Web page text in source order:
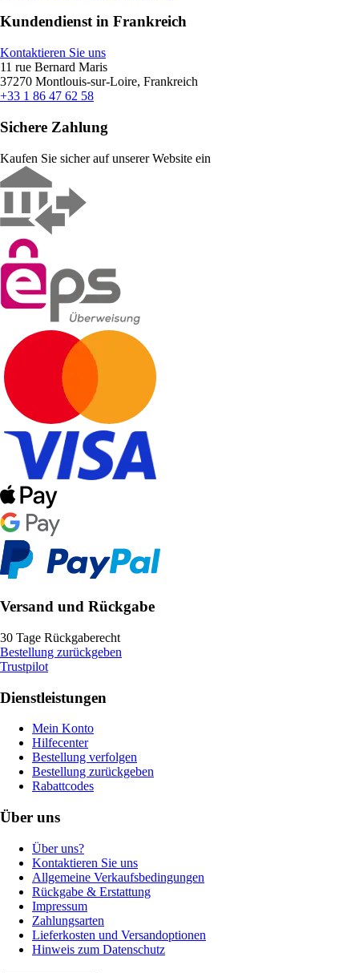
Kundendienst in Frankreich
Kontaktieren Sie uns
11 rue Bernard Maris
37270 Montlouis-sur-Loire, Frankreich
+33 1 86 47 62 58
Sichere Zahlung
Kaufen Sie sicher auf unserer Website ein
Versand und Rückgabe
30 Tage Rückgaberecht
Bestellung zurückgeben
Trustpilot
Dienstleistungen
Mein Konto
Hilfecenter
Bestellung verfolgen
Bestellung zurückgeben
Rabattcodes
Über uns
Über uns?
Kontaktieren Sie uns
Allgemeine Verkaufsbedingungen
Rückgabe & Erstattung
Impressum
Zahlungsarten
Lieferkosten und Versandoptionen
Hinweis zum Datenschutz